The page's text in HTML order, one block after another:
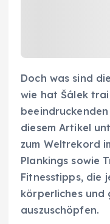
Doch was sind
wie hat Šálek
diesem Artikel
zum Weltrekord
Plankings sowie
Fitnesstipps, die
körperliches und
auszuschöpfen.